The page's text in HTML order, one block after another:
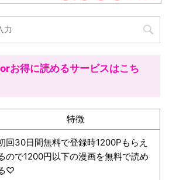
お得に読めるサービスはこち
特徴
回30日間無料で登録時1200Pもらえ
ので1200円以下の漫画を無料で読め
♡